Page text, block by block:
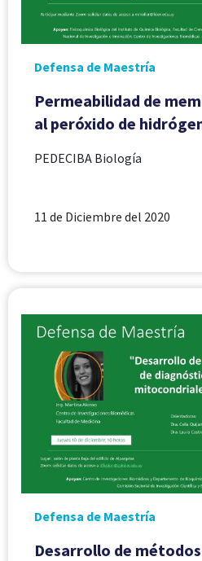
Defensa de Maestría
Permeabilidad de
al peróxido de
PEDECIBA Biología
11 de Diciembre del 2020
Defensa de Maestría
Desarrollo de